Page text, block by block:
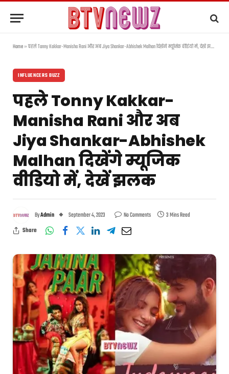
Home»पहले Tonny Kakkar-Manisha Rani और अब Jiya Shankar-Abhishek Malhan दिखेंगे म्यूजिक वीडियो में, देखें झलक
INFLUENCERS BUZZ
पहले Tonny Kakkar-
Manisha Rani और अब
Jiya Shankar-Abhishek
Malhan दिखेंगे म्यूजिक
वीडियो में, देखें झलक
ByAdmin September 4, 2023 No Comments
3 Mins Read
Share